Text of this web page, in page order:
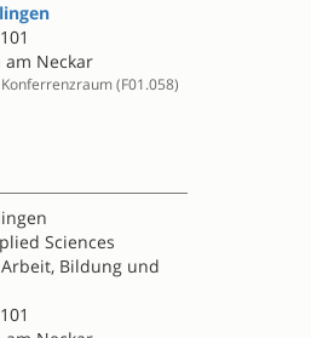
am Neckar
(F01.058)
Sciences
Bildung und